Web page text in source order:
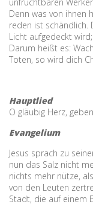
Denn was von ihnen
reden ist schändlich.
Licht aufgedeckt
Darum heißt es:
Toten, so wird dich
Hauptlied
O gläubig Herz,
Evangelium
Jesus sprach zu
nun das Salz nicht
nichts mehr nütze,
von den Leuten
Stadt, die auf einem